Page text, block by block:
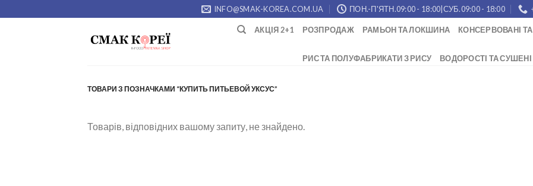
to
INFO@SMAK-KOREA.COM.UA ПОН.-П'ЯТН.09:00 - 18:00|СУБ.09:00 - 18:00
АКЦІЯ 2+1 РОЗПРОДАЖ РАМЬОН ТА ЛОКШИНА КОНСЕРВОВАНІ
РИС ТА ПОЛУФАБРИКАТИ З РИСУ ВОДОРОСТІ ТА
ТОВАРИ З ПОЗНАЧКАМИ “КУПИТЬ ПИТЬЕВОЙ УКСУС”
Товарів, відповідних вашому запиту, не знайдено.